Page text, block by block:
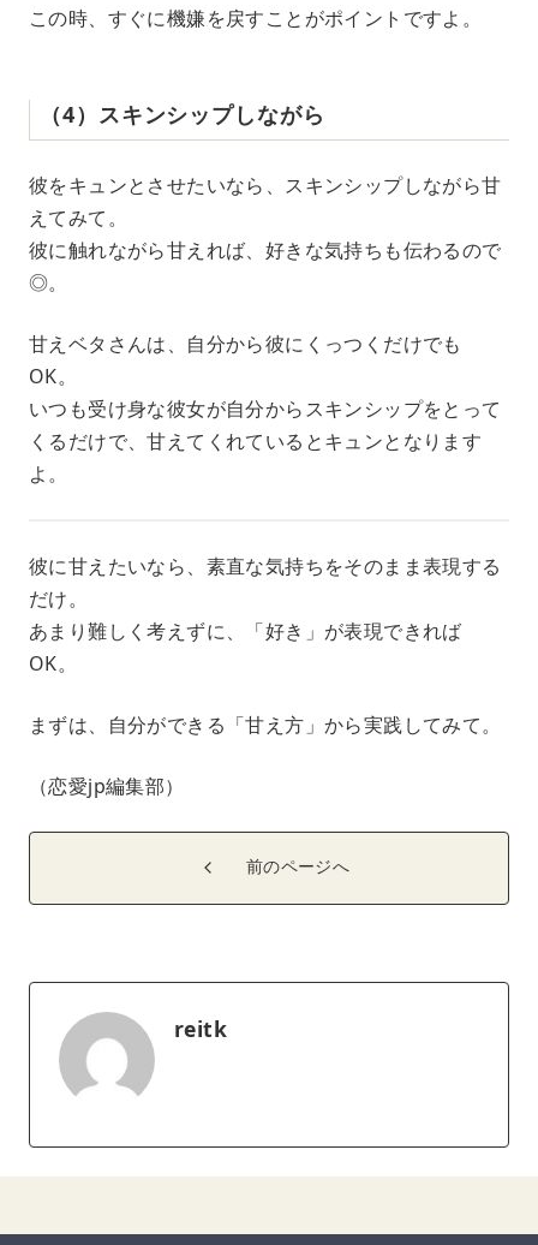
この時、すぐに機嫌を戻すことがポイントですよ。
（4）スキンシップしながら
彼をキュンとさせたいなら、スキンシップしながら甘
えてみて。
彼に触れながら甘えれば、好きな気持ちも伝わるので
◎。
甘えベタさんは、自分から彼にくっつくだけでも
OK。
いつも受け身な彼女が自分からスキンシップをとって
くるだけで、甘えてくれているとキュンとなります
よ。
彼に甘えたいなら、素直な気持ちをそのまま表現する
だけ。
あまり難しく考えずに、「好き」が表現できれば
OK。
まずは、自分ができる「甘え方」から実践してみて。
（恋愛jp編集部）
前のページへ
reitk